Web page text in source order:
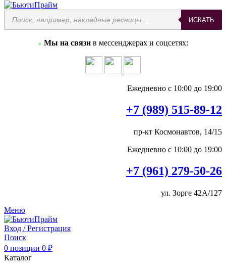
Поиск
товаров
ИСКАТЬ
● Мы на связи в мессенджерах и соцсетях:
Ежедневно с 10:00 до 19:00
+7 (989) 515-89-12
пр-кт Космонавтов, 14/15
Ежедневно с 10:00 до 19:00
+7 (961) 279-50-26
ул. Зорге 42А/127
Меню
Вход / Регистрация
Поиск
0 позиции 0 ₽
Каталог